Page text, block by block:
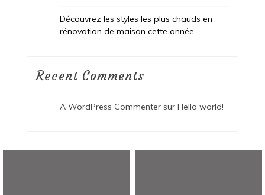
Découvrez les styles les plus chauds en
rénovation de maison cette année.
Recent Comments
A WordPress Commentersur Hello world!